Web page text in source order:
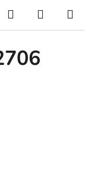
Hledat
KOŠÍK